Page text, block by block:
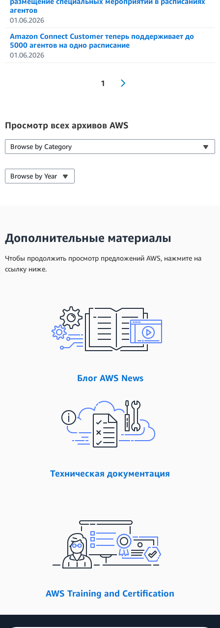
агентов
01.06.2026
Amazon Connect Customer теперь поддерживает до
5000 агентов на одно расписание
01.06.2026
1
Просмотр всех архивов AWS
Browse by Category
Browse by Year
Дополнительные материалы
Чтобы продолжить просмотр предложений AWS, нажмите на
ссылку ниже.
Блог AWS News
Техническая документация
AWS Training and Certification